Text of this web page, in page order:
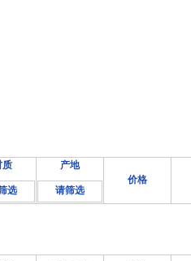
质
选
产地
请筛选
价格